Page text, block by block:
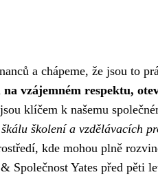
a chápeme, že jsou to
vzájemném respektu,
klíčem k našemu
školení a vzdělávacích
kde mohou plně
Společnost Yates před pěti